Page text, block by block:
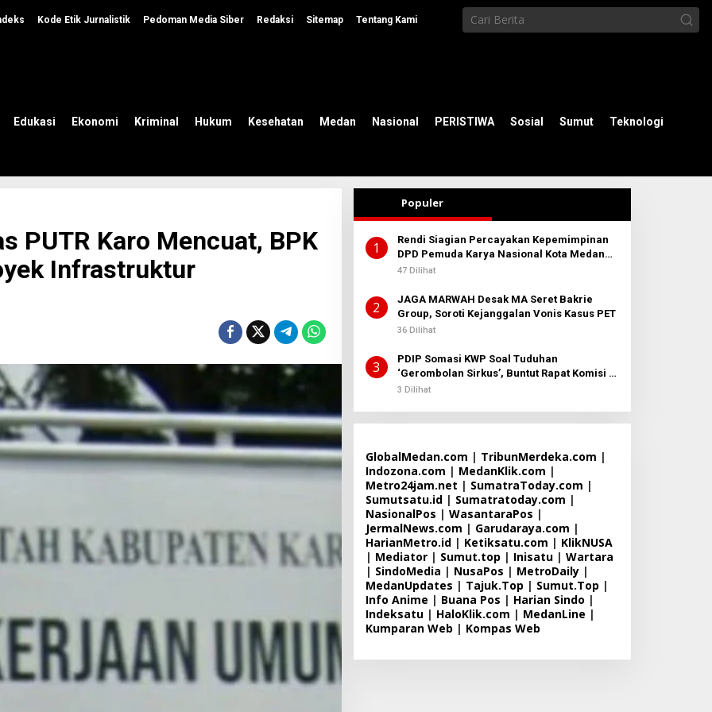
Kode Etik Jurnalistik Pedoman Media Siber Redaksi Sitemap Tentang Kami
Edukasi Ekonomi Kriminal Hukum Kesehatan Medan Nasional PERISTIWA Sosial Sumut Teknologi
PUTR Karo Mencuat, BPK
Infrastruktur
Populer
1
Rendi Siagian Percayakan Kepemimpinan
DPD Pemuda Karya Nasional Kota Medan
kepada Josef Sembiring
47 Dilihat
2
JAGA MARWAH Desak MA Seret Bakrie
Group, Soroti Kejanggalan Vonis Kasus PET
36 Dilihat
3
PDIP Somasi KWP Soal Tuduhan
‘Gerombolan Sirkus’, Buntut Rapat Komisi II
Dipimpin Sufmi Dasco Ahmad
3 Dilihat
GlobalMedan.com | TribunMerdeka.com |
Indozona.com | MedanKlik.com |
Metro24jam.net | SumatraToday.com |
Sumutsatu.id| Sumatratoday.com |
NasionalPos | WasantaraPos |
JermalNews.com | Garudaraya.com |
HarianMetro.id| Ketiksatu.com | KlikNUSA
| Mediator| Sumut.top | Inisatu| Wartara
| SindoMedia | NusaPos | MetroDaily|
MedanUpdates | Tajuk.Top | Sumut.Top |
Info Anime | Buana Pos | Harian Sindo |
Indeksatu| HaloKlik.com | MedanLine |
Kumparan Web | Kompas Web